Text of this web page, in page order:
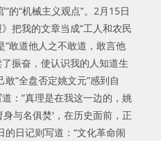
的“机械主义观点”。2月15日
把我的文章当成“工人和农民
“敢道他人之不敢道，敢言他
振奋，使认识我的人知道生
“全盘否定姚文元”感到自
：“真理是在我这一边的，姚
身与名俱焚'，在历史面前，正
的日记则写道：“文化革命闹